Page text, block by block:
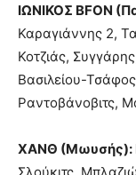
ΙΩΝΙΚΟΣ ΒFON
Καραγιάννης 2,
Κοτζιάς,
Βασιλείου-
Ραντοβάνοβιτς,
ΧΑΝΘ (Μωυσής):